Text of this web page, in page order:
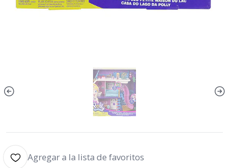
Agregar a la lista de favoritos